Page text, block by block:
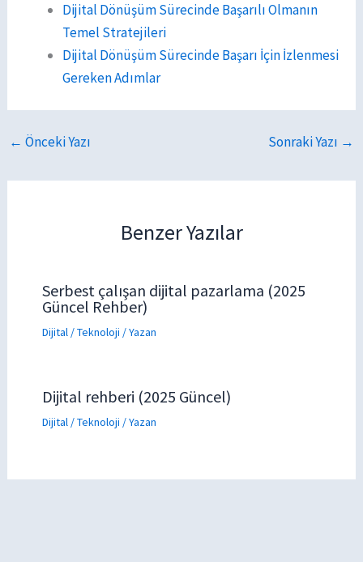
Dijital Dönüşüm Sürecinde Başarılı Olmanın
Temel Stratejileri
Dijital Dönüşüm Sürecinde Başarı İçin İzlenmesi
Gereken Adımlar
← Önceki Yazı Sonraki Yazı →
Benzer Yazılar
Serbest çalışan dijital pazarlama (2025
Güncel Rehber)
Dijital / Teknoloji / Yazan
Dijital rehberi (2025 Güncel)
Dijital / Teknoloji / Yazan